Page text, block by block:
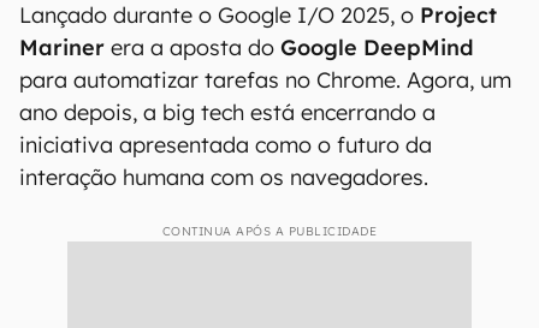
Lançado durante o Google I/O 2025, o Project
Mariner era a aposta do Google DeepMind
para automatizar tarefas no Chrome. Agora, um
ano depois, a big tech está encerrando a
iniciativa apresentada como o futuro da
interação humana com os navegadores.
CONTINUA APÓS A PUBLICIDADE